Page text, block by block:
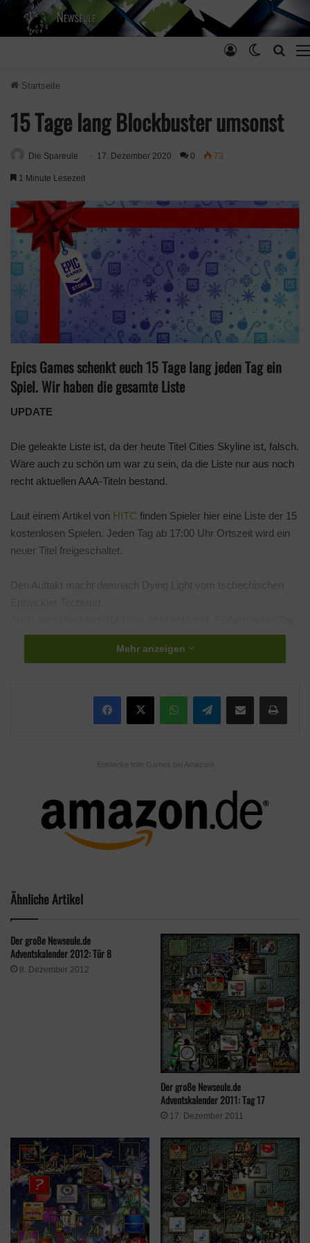
Skin
Anmelden
Startseite
15 Tage lang Blockbuster umsonst
Die Spareule 17. Dezember 2020 0 73
1 Minute Lesezeit
Epics Games schenkt euch 15 Tage lang jeden Tag ein
Spiel. Wir haben die gesamte Liste
UPDATE
Die geleakte Liste ist, da der heute Titel Cities Skyline ist, falsch.
Wäre auch zu schön um war zu sein, da die Liste nur aus noch
recht aktuellen AAA-Titeln bestand.
Laut einem Artikel von HITC finden Spieler hier eine Liste der 15
kostenlosen Spielen. Jeden Tag ab 17:00 Uhr Ortszeit wird ein
neuer Titel freigeschaltet.
Den Auftakt macht demnach Dying Light vom tschechischen
den Epic Games Launcher starten und das kostenlose Spiel der
eigenen Bibliothek hinzufügen.
Weihnachtsrabatt von bis zu 75% die Möglichkeit im Epic
Games Store seinen persönlichen Favoriten zu ergattern.
Also: Schnellsein lohnt sich. Denn wer jeden Tag brav den
„Winterkalender“ von Epic Games öffnet, hat für den Lockdown
genug zum Spielen daheim.
Quelle Epic Games Store HITC
Schlagwörter Adventskalender Epic Games free Gratis
kostenlos winter
Mehr anzeigen
Telegram
Entdecke tolle Games bei Amazon!
Ähnliche Artikel
Der große Newseule.de
Adventskalender 2012: Tür 8
8. Dezember 2012
Der große Newseule.de
Adventskalender 2011: Tag 17
17. Dezember 2011